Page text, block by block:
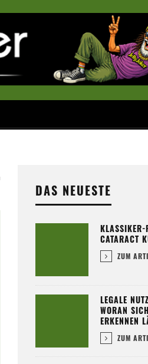
DAS NEUESTE
KLASSIKER-
CATARACT
ZUM
LEGALE
WORAN
ERKENNEN
ZUM